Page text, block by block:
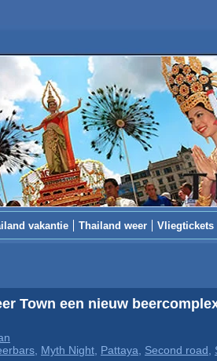
vakantie Thailand weer Vliegtickets
Town een nieuw
Myth Night Pattaya Second road